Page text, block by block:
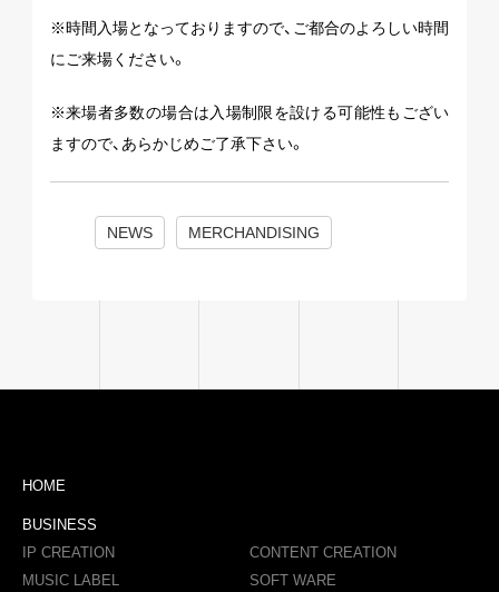
※時間入場となっておりますので、ご都合のよろしい時間
にご来場ください。
※来場者多数の場合は入場制限を設ける可能性もござい
ますので、あらかじめご了承下さい。
NEWS MERCHANDISING
HOME
BUSINESS
IP CREATION
CONTENT CREATION
MUSIC LABEL
SOFT WARE